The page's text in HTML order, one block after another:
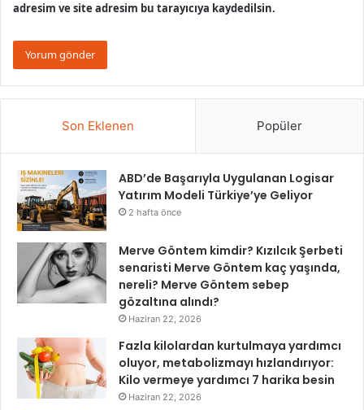
adresim ve site adresim bu tarayıcıya kaydedilsin.
Son Eklenen Popüler
ABD’de Başarıyla Uygulanan Logisar
Yatırım Modeli Türkiye’ye Geliyor
2 hafta önce
Merve Göntem kimdir? Kızılcık Şerbeti
senaristi Merve Göntem kaç yaşında,
nereli? Merve Göntem sebep
gözaltına alındı?
Haziran 22, 2026
Fazla kilolardan kurtulmaya yardımcı
oluyor, metabolizmayı hızlandırıyor:
Kilo vermeye yardımcı 7 harika besin
Haziran 22, 2026